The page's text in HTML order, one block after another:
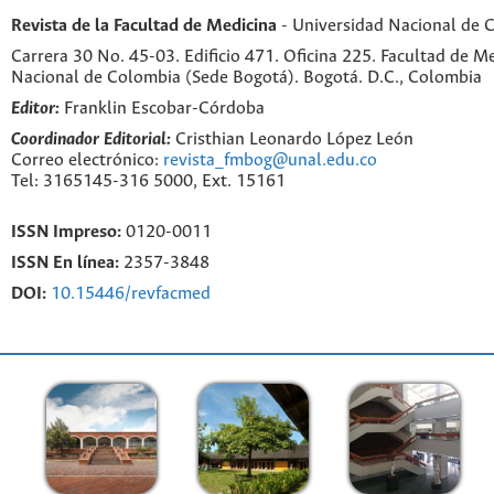
Revista de la Facultad de Medicina - Universidad Nacional de
Carrera 30 No. 45-03. Edificio 471. Oficina 225. Facultad de
Nacional de Colombia (Sede Bogotá). Bogotá. D.C., Colombia
Editor: Franklin Escobar-Córdoba
Coordinador Editorial: Cristhian Leonardo López León
Correo electrónico: revista_fmbog@unal.edu.co
Tel: 3165145-316 5000, Ext. 15161
ISSN Impreso: 0120-0011
ISSN En línea: 2357-3848
DOI: 10.15446/revfacmed